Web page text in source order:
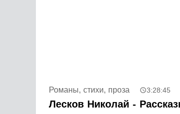
Романы, стихи, проза 3:28:45
Лесков Николай -